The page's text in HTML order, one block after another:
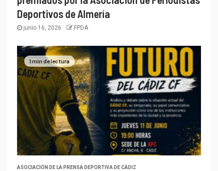
Deportivos de Almería
junio 16, 2026 FPDA
1 min de lectura
ASOCIACIÓN DE LA PRENSA DEPORTIVA DE CÁDIZ